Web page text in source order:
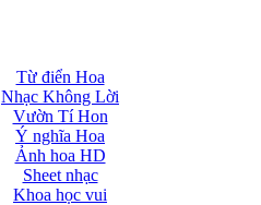
Từ điển Hoa
Nhạc Không Lời
Vườn Tí Hon
Ý nghĩa Hoa
Ảnh hoa HD
Sheet nhạc
Khoa học vui